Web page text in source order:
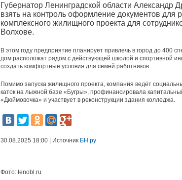
Губернатор Ленинградской области Александр
взять на контроль оформление документов для
комплексного жилищного проекта для
Волхове.
В этом году предприятие планирует привлечь в город до 400
дом расположат рядом с действующей школой и спортивной
создать комфортные условия для семей работников.
Помимо запуска жилищного проекта, компания ведёт
каток на лыжной базе «Бугры», профинансировала
«Дюймовочка» и участвует в реконструкции здания колледжа.
30.08.2025 18:00 | Источник БН.ру
Фото: lenobl.ru